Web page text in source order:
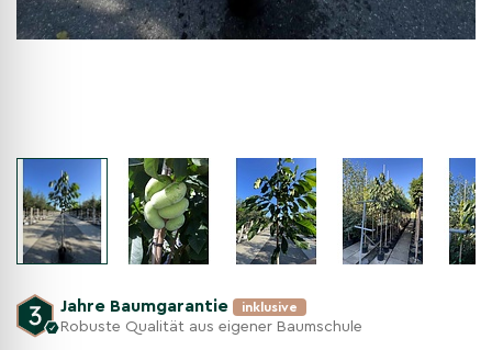
Jahre Baumgarantie inklusive
Robuste Qualität aus eigener Baumschule